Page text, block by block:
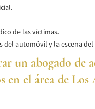
de las víctimas.
del automóvil y la escena del
un abogado de
en el área de Los